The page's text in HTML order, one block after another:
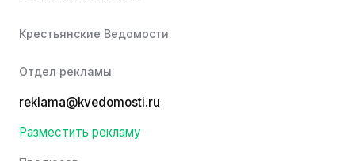
Крестьянские Ведомости
Отдел рекламы
reklama@kvedomosti.ru
Разместить рекламу